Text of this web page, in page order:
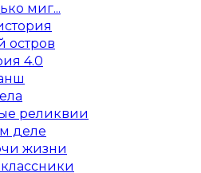
миг...
остров
4.0
реликвии
деле
жизни